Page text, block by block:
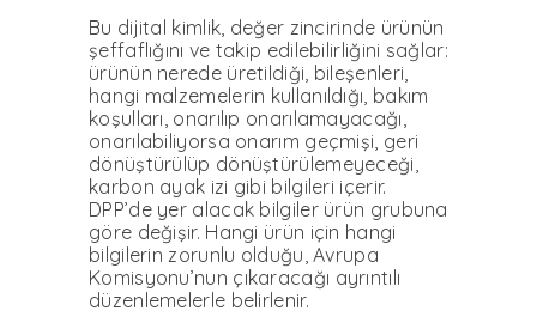
Bu dijital kimlik, değer zin­cirinde ürünün
şeffaflığını ve takip edilebilirliğini sağlar:
ürünün nerede üretildiği, bi­leşenleri,
hangi malzemelerin kullanıldığı, bakım
koşulları, onarılıp onarılamayacağı,
ona­rılabiliyorsa onarım geçmişi, geri
dönüştürülüp dönüştürü­lemeyeceği,
karbon ayak izi gi­bi bilgileri içerir.
DPP’de yer alacak bilgiler ürün grubuna
göre değişir. Hangi ürün için hangi
bilgilerin zorunlu oldu­ğu, Avrupa
Komisyonu’nun çı­karacağı ayrıntılı
düzenleme­lerle belirlenir.